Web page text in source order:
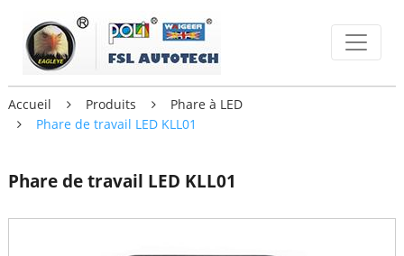
Accueil Produits
Phare à LED
Phare de travail LED KLL01
Phare de travail LED KLL01